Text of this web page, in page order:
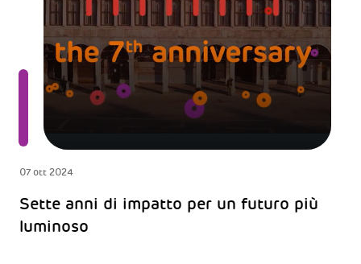
07 ott 2024
Sette anni di impatto per un futuro più
luminoso